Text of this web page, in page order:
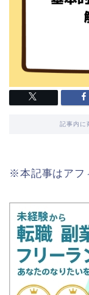
記事内に
※本記事はアフ